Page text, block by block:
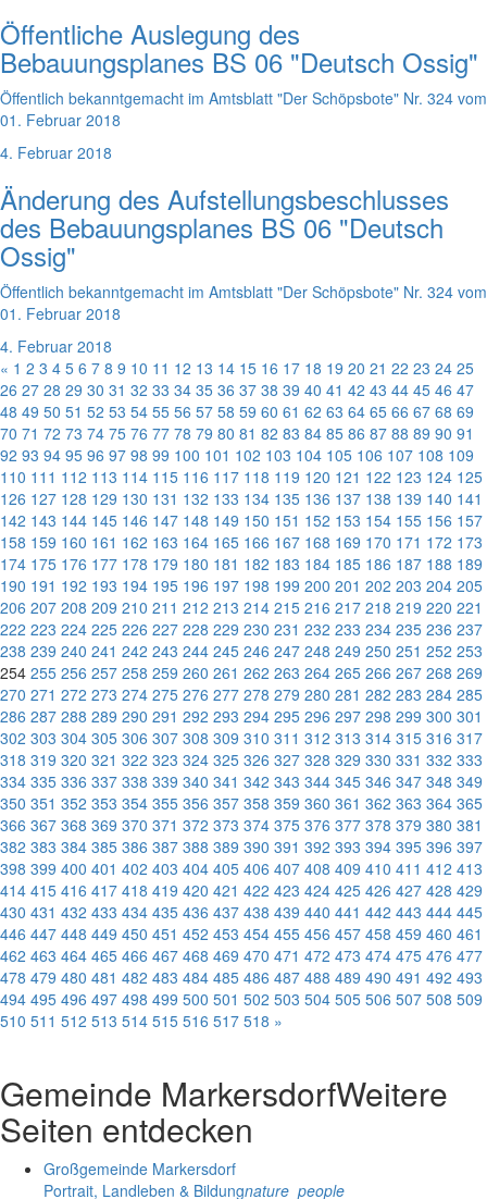
Öffentliche Auslegung des
Bebauungsplanes BS 06 "Deutsch Ossig"
Öffentlich bekanntgemacht im Amtsblatt "Der Schöpsbote" Nr. 324 vom
01. Februar 2018
4. Februar 2018
Änderung des Aufstellungsbeschlusses
des Bebauungsplanes BS 06 "Deutsch
Ossig"
Öffentlich bekanntgemacht im Amtsblatt "Der Schöpsbote" Nr. 324 vom
01. Februar 2018
4. Februar 2018
« 1 2 3 4 5 6 7 8 9 10 11 12 13 14 15 16 17 18 19 20 21 22 23 24 25
26 27 28 29 30 31 32 33 34 35 36 37 38 39 40 41 42 43 44 45 46 47
48 49 50 51 52 53 54 55 56 57 58 59 60 61 62 63 64 65 66 67 68 69
70 71 72 73 74 75 76 77 78 79 80 81 82 83 84 85 86 87 88 89 90 91
92 93 94 95 96 97 98 99 100 101 102 103 104 105 106 107 108 109
110 111 112 113 114 115 116 117 118 119 120 121 122 123 124 125
126 127 128 129 130 131 132 133 134 135 136 137 138 139 140 141
142 143 144 145 146 147 148 149 150 151 152 153 154 155 156 157
158 159 160 161 162 163 164 165 166 167 168 169 170 171 172 173
174 175 176 177 178 179 180 181 182 183 184 185 186 187 188 189
190 191 192 193 194 195 196 197 198 199 200 201 202 203 204 205
206 207 208 209 210 211 212 213 214 215 216 217 218 219 220 221
222 223 224 225 226 227 228 229 230 231 232 233 234 235 236 237
238 239 240 241 242 243 244 245 246 247 248 249 250 251 252 253
254 255 256 257 258 259 260 261 262 263 264 265 266 267 268 269
270 271 272 273 274 275 276 277 278 279 280 281 282 283 284 285
286 287 288 289 290 291 292 293 294 295 296 297 298 299 300 301
302 303 304 305 306 307 308 309 310 311 312 313 314 315 316 317
318 319 320 321 322 323 324 325 326 327 328 329 330 331 332 333
334 335 336 337 338 339 340 341 342 343 344 345 346 347 348 349
350 351 352 353 354 355 356 357 358 359 360 361 362 363 364 365
366 367 368 369 370 371 372 373 374 375 376 377 378 379 380 381
382 383 384 385 386 387 388 389 390 391 392 393 394 395 396 397
398 399 400 401 402 403 404 405 406 407 408 409 410 411 412 413
414 415 416 417 418 419 420 421 422 423 424 425 426 427 428 429
430 431 432 433 434 435 436 437 438 439 440 441 442 443 444 445
446 447 448 449 450 451 452 453 454 455 456 457 458 459 460 461
462 463 464 465 466 467 468 469 470 471 472 473 474 475 476 477
478 479 480 481 482 483 484 485 486 487 488 489 490 491 492 493
494 495 496 497 498 499 500 501 502 503 504 505 506 507 508 509
510 511 512 513 514 515 516 517 518 »
Gemeinde MarkersdorfWeitere
Seiten entdecken
Großgemeinde Markersdorf
Portrait, Landleben & Bildungnature_people